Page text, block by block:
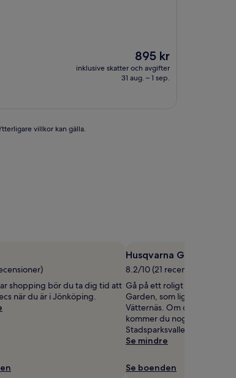
Priset
är
895 kr
895 kr
inklusive skatter och avgifter
31 aug. – 1 sep.
villkor kan gälla.
shopping bör du ta dig tid att
när du är i Jönköping.
Husqvarna Garden
8.2/10 (21 recensioner)
Gå på ett roligt evenemang
Garden, som ligger 4,2 km
Vätternäs. Om du gillar
kommer du nog även att
Stadsparksvallen, som
Se mindre
Se boenden